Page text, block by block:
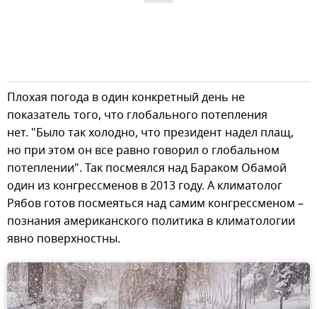
Плохая погода в один конкретный день не
показатель того, что глобального потепления
нет. "Было так холодно, что президент надел плащ,
но при этом он все равно говорил о глобальном
потеплении". Так посмеялся над Бараком Обамой
один из конгрессменов в 2013 году. А климатолог
Рябов готов посмеяться над самим конгрессменом –
познания американского политика в климатологии
явно поверхностны.